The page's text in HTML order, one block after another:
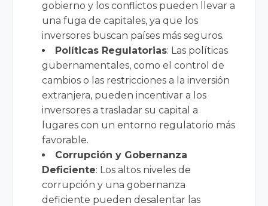
gobierno y los conflictos pueden llevar a
una fuga de capitales, ya que los
inversores buscan países más seguros.
Políticas Regulatorias: Las políticas
gubernamentales, como el control de
cambios o las restricciones a la inversión
extranjera, pueden incentivar a los
inversores a trasladar su capital a
lugares con un entorno regulatorio más
favorable.
Corrupción y Gobernanza
Deficiente: Los altos niveles de
corrupción y una gobernanza
deficiente pueden desalentar las